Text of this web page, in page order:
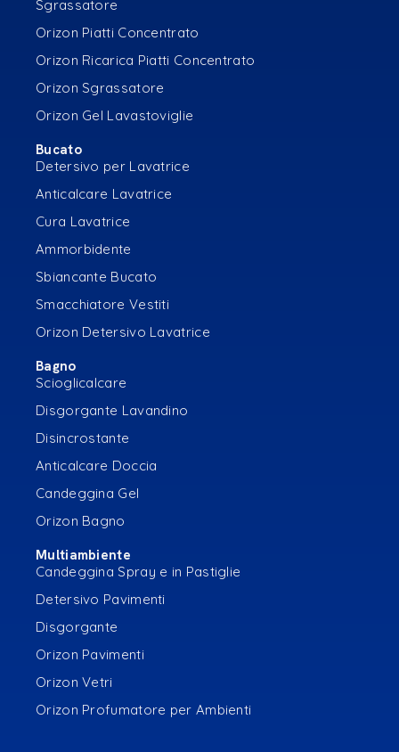
Sgrassatore
Orizon Piatti Concentrato
Orizon Ricarica Piatti Concentrato
Orizon Sgrassatore
Orizon Gel Lavastoviglie
Bucato
Detersivo per Lavatrice
Anticalcare Lavatrice
Cura Lavatrice
Ammorbidente
Sbiancante Bucato
Smacchiatore Vestiti
Orizon Detersivo Lavatrice
Bagno
Scioglicalcare
Disgorgante Lavandino
Disincrostante
Anticalcare Doccia
Candeggina Gel
Orizon Bagno
Multiambiente
Candeggina Spray e in Pastiglie
Detersivo Pavimenti
Disgorgante
Orizon Pavimenti
Orizon Vetri
Orizon Profumatore per Ambienti